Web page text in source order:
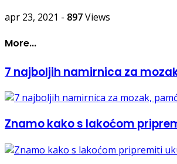
apr 23, 2021 - 897Views
More...
7 najboljih namirnica za
Znamo kako s lakoćom